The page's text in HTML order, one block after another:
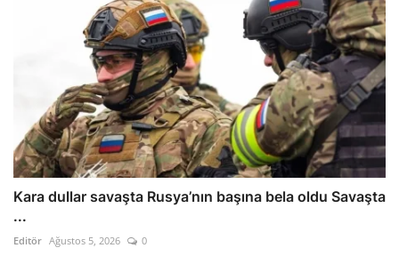
Kara dullar savaşta Rusya’nın başına bela oldu Savaşta
...
Editör Ağustos 5, 2026 0